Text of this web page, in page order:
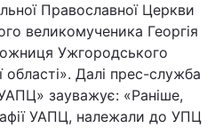
Православної Церкви
великомученика Георгія
Ужгородського
області». Далі прес-служба
УАПЦ» зауважує: «Раніше,
УАПЦ, належали до УПЦ